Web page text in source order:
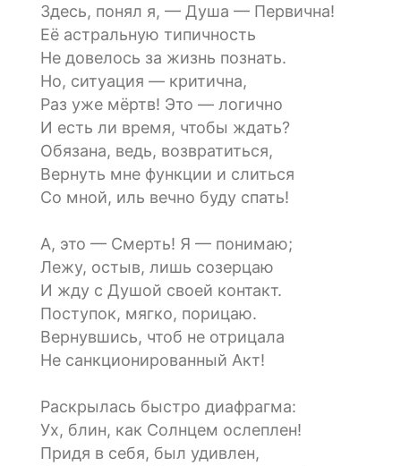
Здесь, понял я, — Душа — Первична!
Её астральную типичность
Не довелось за жизнь познать.
Но, ситуация — критична,
Раз уже мёртв! Это — логично
И есть ли время, чтобы ждать?
Обязана, ведь, возвратиться,
Вернуть мне функции и слиться
Со мной, иль вечно буду спать!
А, это — Смерть! Я — понимаю;
Лежу, остыв, лишь созерцаю
И жду с Душой своей контакт.
Поступок, мягко, порицаю.
Вернувшись, чтоб не отрицала
Не санкционированный Акт!
Раскрылась быстро диафрагма:
Ух, блин, как Солнцем ослеплен!
Придя в себя, был удивлен,